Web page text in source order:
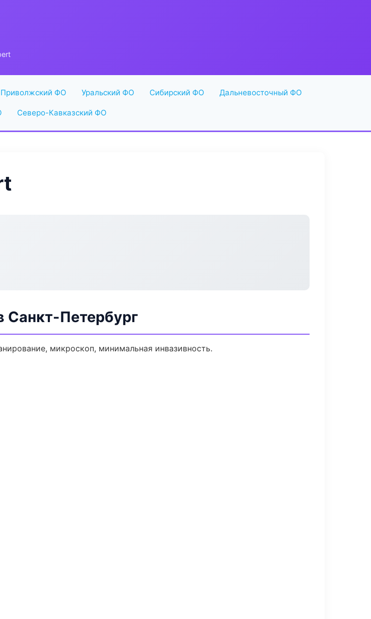
Приволжский ФО Уральский ФО Сибирский ФО Дальневосточный ФО
Северо-Кавказский ФО
Санкт-Петербург
микроскоп, минимальная инвазивность.